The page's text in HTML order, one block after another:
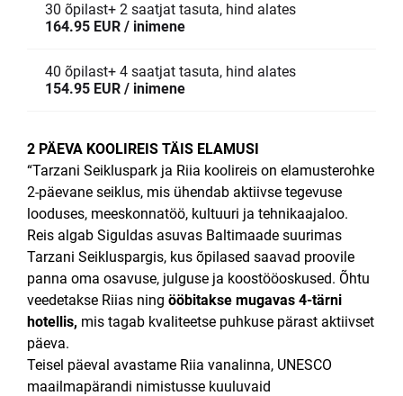
30 õpilast+ 2 saatjat tasuta, hind alates
164.95 EUR / inimene
40 õpilast+ 4 saatjat tasuta, hind alates
154.95 EUR / inimene
2 PÄEVA KOOLIREIS TÄIS ELAMUSI
“Tarzani Seikluspark ja Riia koolireis on elamusterohke
2-päevane seiklus, mis ühendab aktiivse tegevuse
looduses, meeskonnatöö, kultuuri ja tehnikaajaloo.
Reis algab Siguldas asuvas Baltimaade suurimas
Tarzani Seikluspargis, kus õpilased saavad proovile
panna oma osavuse, julguse ja koostööoskused. Õhtu
veedetakse Riias ning ööbitakse mugavas 4-tärni
hotellis, mis tagab kvaliteetse puhkuse pärast aktiivset
päeva.
Teisel päeval avastame Riia vanalinna, UNESCO
maailmapärandi nimistusse kuuluvaid